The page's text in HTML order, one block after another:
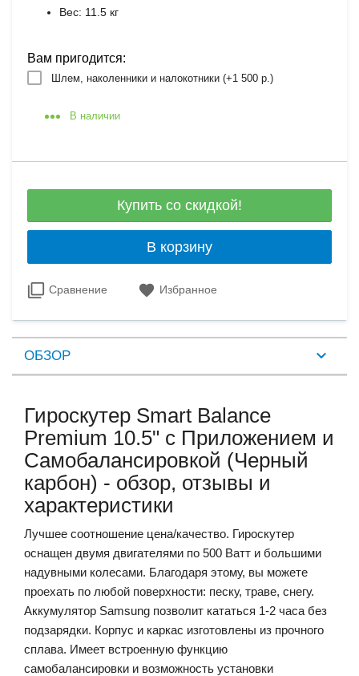
Вес: 11.5 кг
Вам пригодится:
Шлем, наколенники и налокотники (+1 500 р.)
В наличии
Купить со скидкой!
В корзину
Сравнение Избранное
ОБЗОР
Гироскутер Smart Balance
Premium 10.5" с Приложением и
Самобалансировкой (Черный
карбон) - обзор, отзывы и
характеристики
Лучшее соотношение цена/качество. Гироскутер
оснащен двумя двигателями по 500 Ватт и большими
надувными колесами. Благодаря этому, вы можете
проехать по любой поверхности: песку, траве, снегу.
Аккумулятор Samsung позволит кататься 1-2 часа без
подзарядки. Корпус и каркас изготовлены из прочного
сплава. Имеет встроенную функцию
самобалансировки и возможность установки